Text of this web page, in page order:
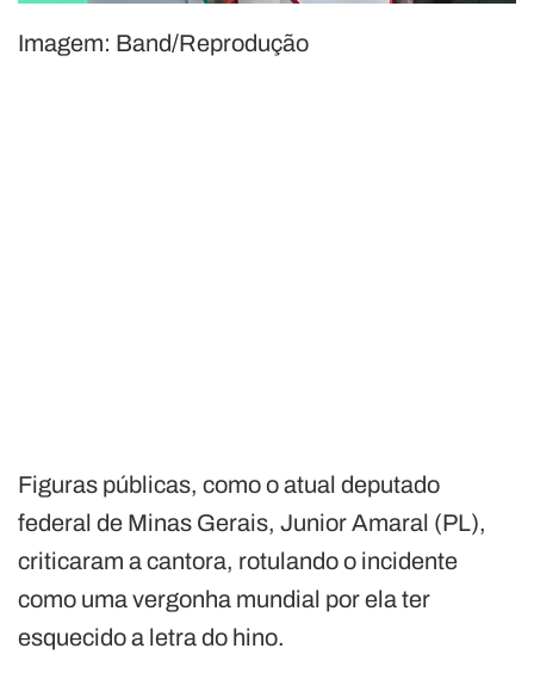
Imagem: Band/Reprodução
Figuras públicas, como o atual deputado
federal de Minas Gerais, Junior Amaral (PL),
criticaram a cantora, rotulando o incidente
como uma vergonha mundial por ela ter
esquecido a letra do hino.